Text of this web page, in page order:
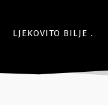
LJEKOVITO BILJE